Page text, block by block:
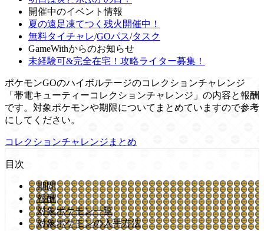
開催中のイベント情報
夏の遠足凍てつく残火開催中！
無料タイチャレ/GOパス/タスク
GameWithからのお知らせ
未経験可&完全在宅！攻略ライター募集！
ポケモンGOのハイボルテージのコレクションチャレンジ
「帯電キューティーコレクションチャレンジ」の内容と報酬
です。対象ポケモンや期限についてまとめていますので参考
にしてください。
コレクションチャレンジまとめ
目次
期間
報酬
対象ポケモン一覧
対象ポケモンの入手方法